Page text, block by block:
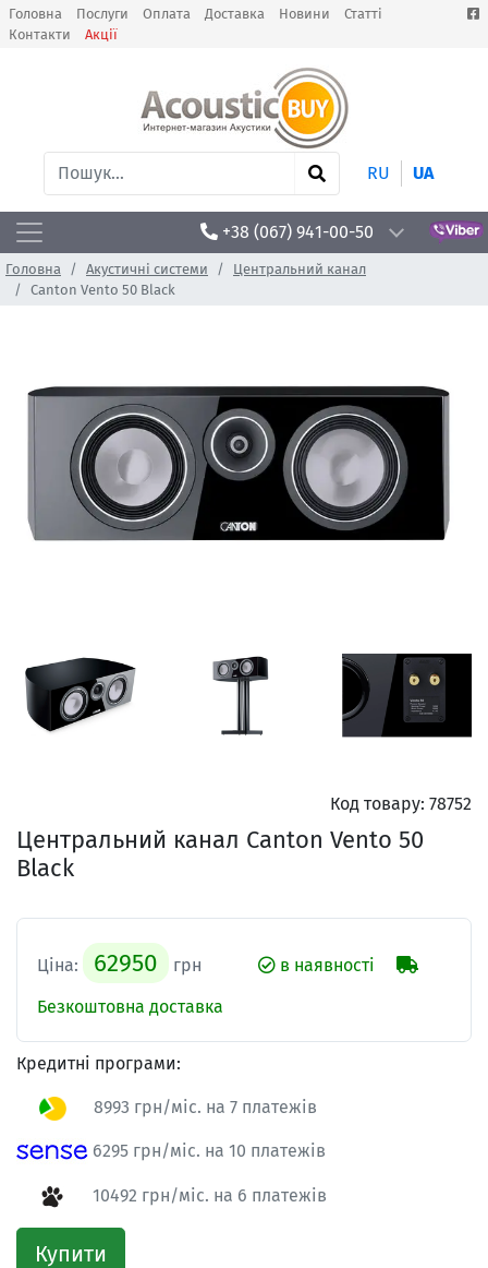
Головна Послуги Оплата Доставка Новини
Статті
Контакти
Акції
RU UA
+38 (067) 941-00-50
Головна Акустичні системи
Центральний канал
Canton Vento 50 Black
Код товару: 78752
Центральний канал Canton Vento 50
Black
Ціна: 62950 грн
в наявності
Безкоштовна доставка
Кредитні програми:
8993 грн/міс. на 7 платежів
6295 грн/міс. на 10 платежів
10492 грн/міс. на 6 платежів
Купити